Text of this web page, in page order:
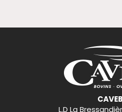
CAVEB
L.D La